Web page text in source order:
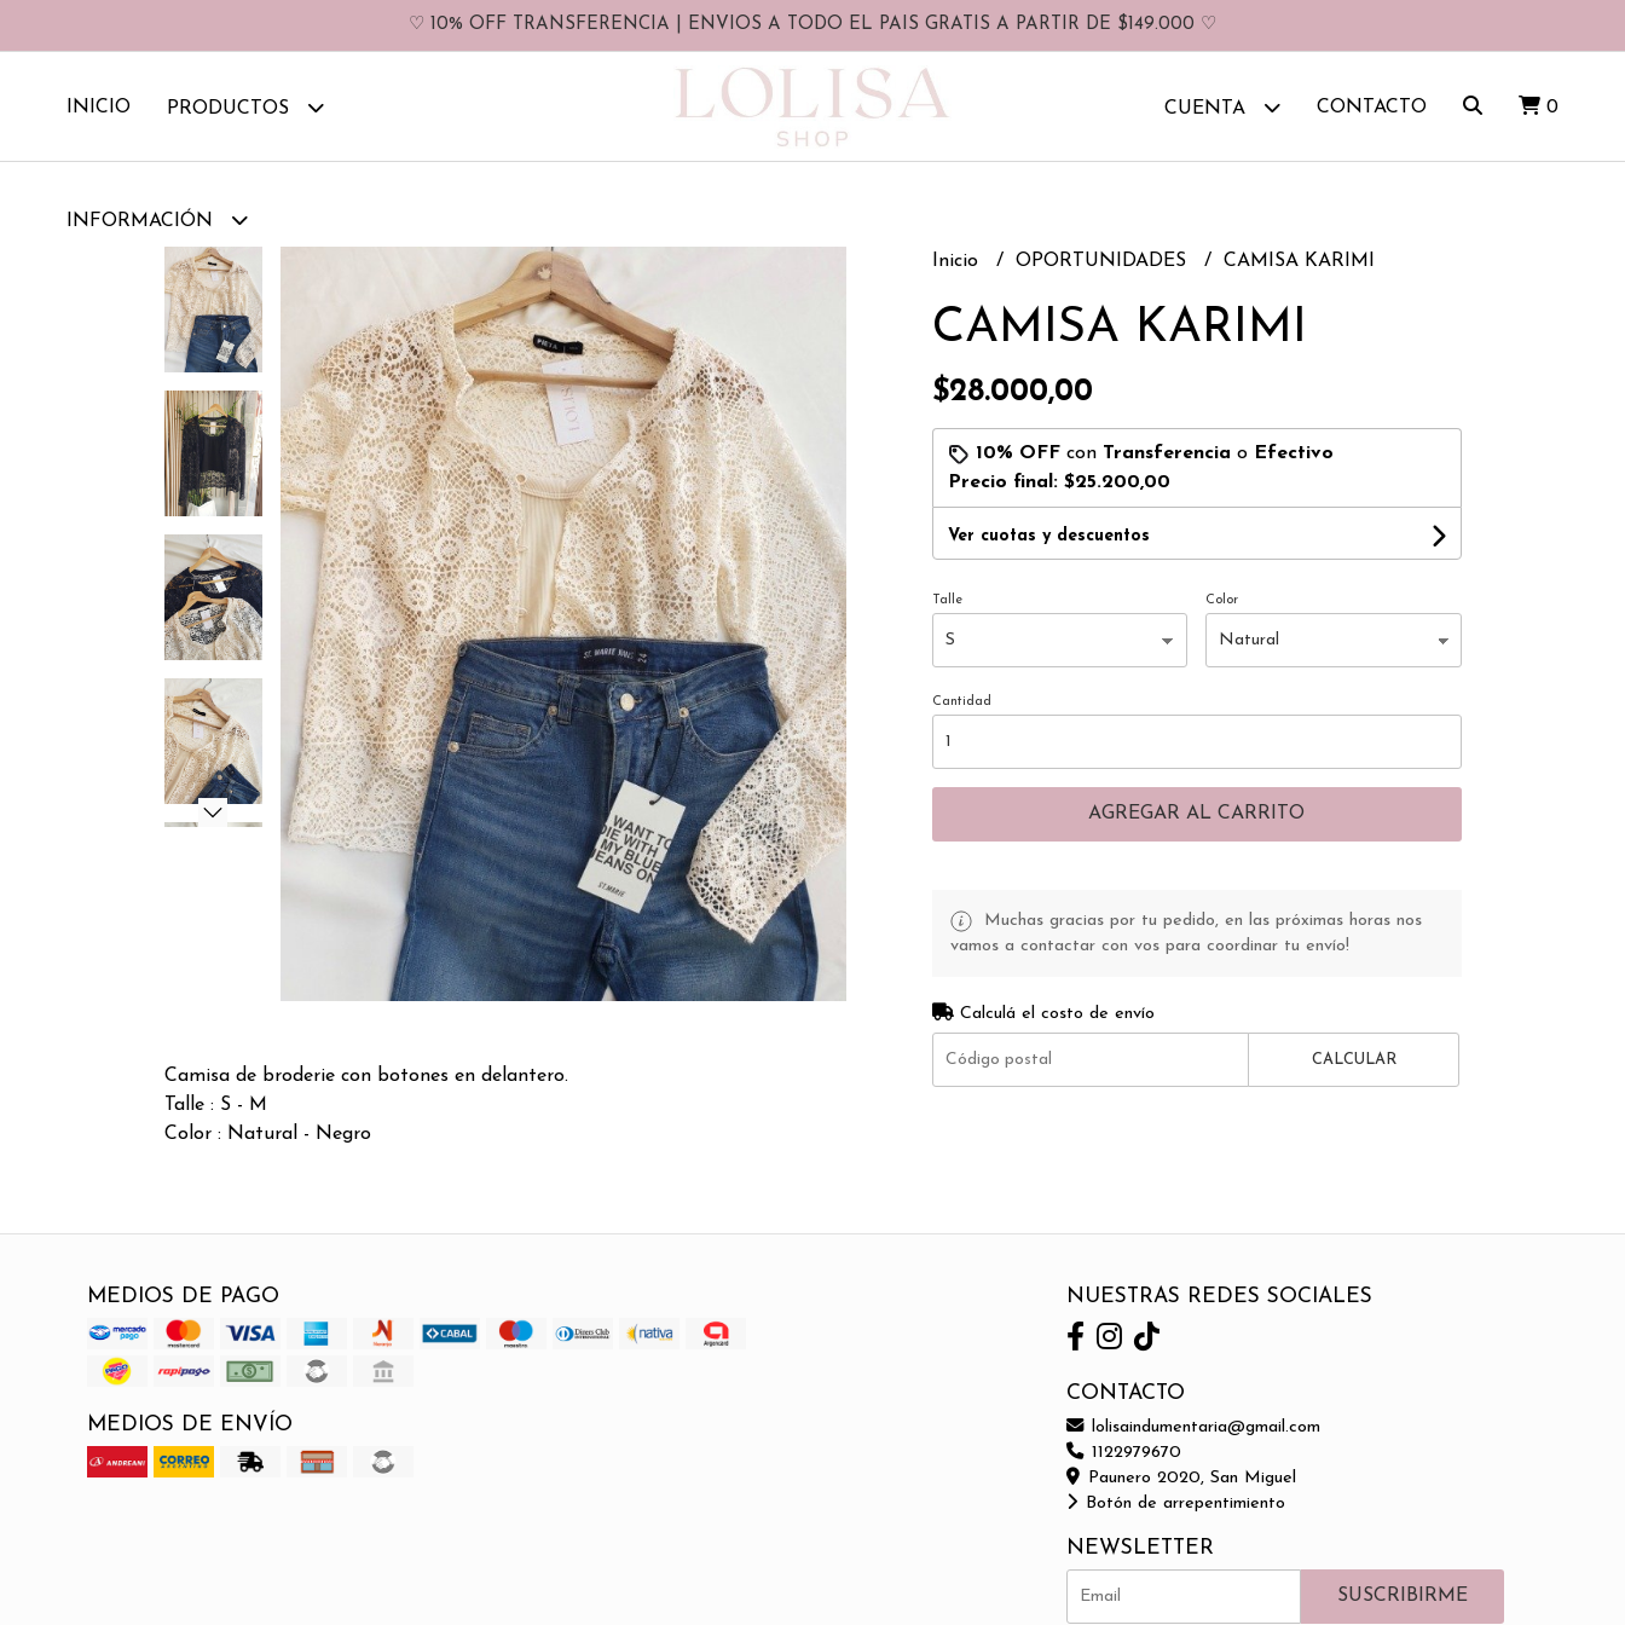
♡ 10% OFF TRANSFERENCIA | ENVIOS A TODO EL PAIS GRATIS A PARTIR DE $149.000 ♡
INICIO PRODUCTOS
INFORMACIÓN
CUENTA CONTACTO 0
Camisa de broderie con botones en delantero.
Talle : S - M
Color : Natural - Negro
Inicio OPORTUNIDADES CAMISA KARIMI
CAMISA KARIMI
$28.000,00
10% OFFcon Transferencia o Efectivo
Precio final: $25.200,00
Ver cuotas y descuentos
Talle Color
Cantidad
AGREGAR AL CARRITO
Muchas gracias por tu pedido, en las próximas horas nos
vamos a contactar con vos para coordinar tu envío!
Calculá el costo de envío
CALCULAR
MEDIOS DE PAGO
MEDIOS DE ENVÍO
NUESTRAS REDES SOCIALES
CONTACTO
lolisaindumentaria@gmail.com
1122979670
Paunero 2020, San Miguel
Botón de arrepentimiento
NEWSLETTER
SUSCRIBIRME